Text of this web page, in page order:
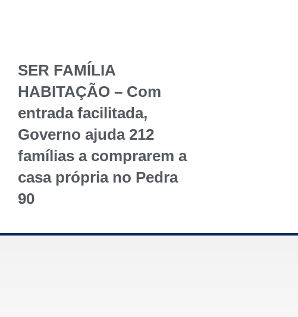
SER FAMÍLIA
HABITAÇÃO – Com
entrada facilitada,
Governo ajuda 212
famílias a comprarem a
casa própria no Pedra
90